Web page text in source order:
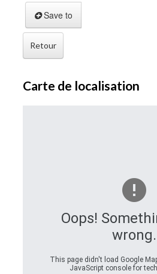
Save to
Retour
Carte de localisation
Oops!
wrong.
This page didn't load Google
JavaScript console for